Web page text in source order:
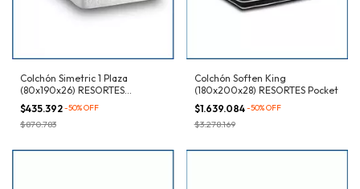
Colchón Simetric 1 Plaza
(80x190x26) RESORTES
Bicónicos
$435.392-50%OFF
$870.783
Colchón Soften King
(180x200x28) RESORTES Pocket
$1.639.084-50%OFF
$3.278.169